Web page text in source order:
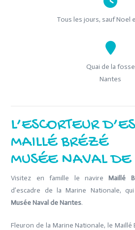
Tous les jours, sauf Noel
Quai de la fosse
Nantes
L’ESCORTEUR
MAILLÉ BRÉZÉ
MUSÉE NAVAL
Visitez en famille le navireMaillé
d’escadre de la Marine Nationale,
Musée Naval de Nantes.
Fleuron de la Marine Nationale, le Maillé